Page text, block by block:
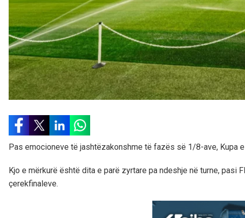
Pas emocioneve të jashtëzakonshme të fazës së 1/8-ave, Kupa
Kjo e mërkurë është dita e parë zyrtare pa ndeshje në turne, pasi
çerekfinaleve.